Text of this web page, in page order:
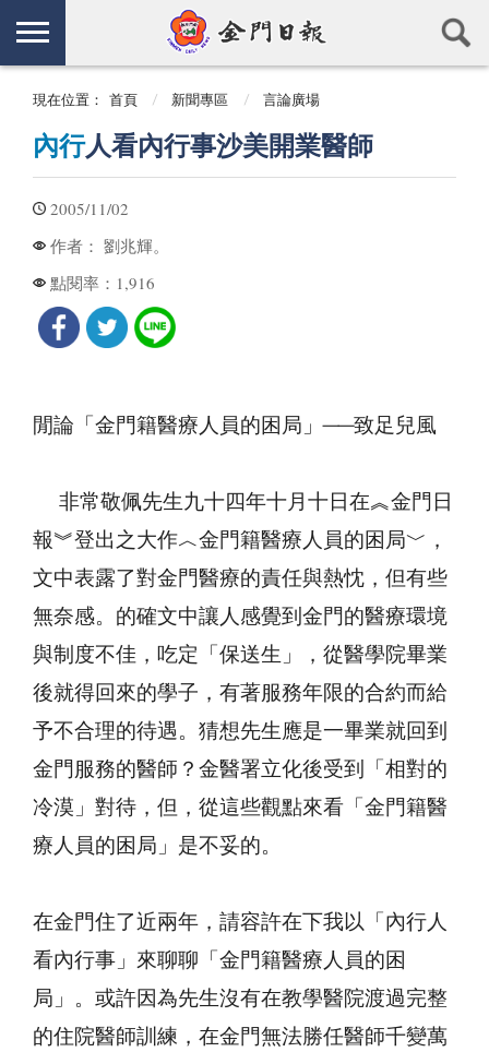
現在位置： 首頁 新聞專區 言論廣場
內行人看內行事沙美開業醫師
2005/11/02
作者： 劉兆輝。
點閱率： 1,916
閒論「金門籍醫療人員的困局」──致足兒風
非常敬佩先生九十四年十月十日在︽金門日
報︾登出之大作︿金門籍醫療人員的困局﹀，
文中表露了對金門醫療的責任與熱忱，但有些
無奈感。的確文中讓人感覺到金門的醫療環境
與制度不佳，吃定「保送生」，從醫學院畢業
後就得回來的學子，有著服務年限的合約而給
予不合理的待遇。猜想先生應是一畢業就回到
金門服務的醫師？金醫署立化後受到「相對的
冷漠」對待，但，從這些觀點來看「金門籍醫
療人員的困局」是不妥的。
在金門住了近兩年，請容許在下我以「內行人
看內行事」來聊聊「金門籍醫療人員的困
局」。或許因為先生沒有在教學醫院渡過完整
的住院醫師訓練，在金門無法勝任醫師千變萬